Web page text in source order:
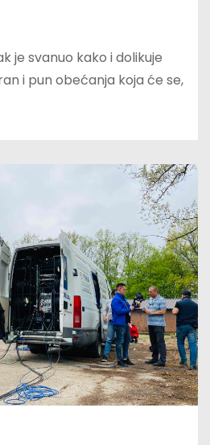
je svanuo kako i dolikuje
i pun obećanja koja će se,